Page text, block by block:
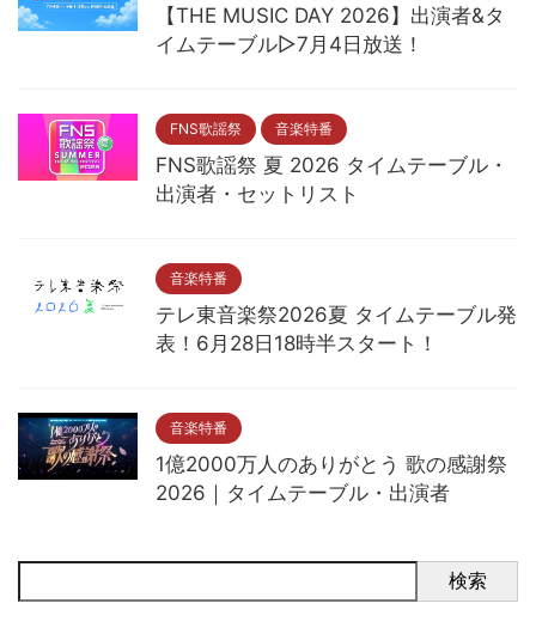
【THE MUSIC DAY 2026】出演者&タ
イムテーブル▷7月4日放送！
FNS歌謡祭 音楽特番
FNS歌謡祭 夏 2026 タイムテーブル・
出演者・セットリスト
音楽特番
テレ東音楽祭2026夏 タイムテーブル発
表！6月28日18時半スタート！
音楽特番
1億2000万人のありがとう 歌の感謝祭
2026｜タイムテーブル・出演者
検索